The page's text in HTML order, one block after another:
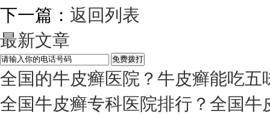
下一篇： 返回列表
最新文章
全国的牛皮癣医院？牛皮癣能吃五
全国牛皮癣专科医院排行？全国牛